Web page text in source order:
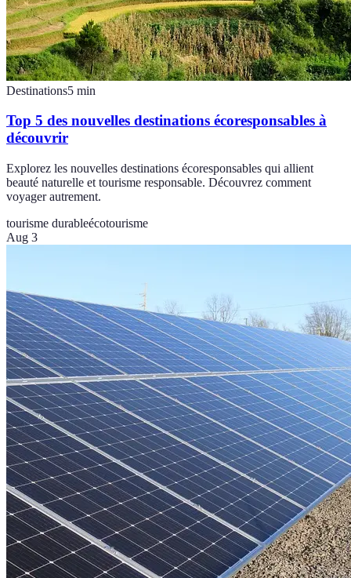
Destinations5 min
Top 5 des nouvelles destinations écoresponsables à
découvrir
Explorez les nouvelles destinations écoresponsables qui allient
beauté naturelle et tourisme responsable. Découvrez comment
voyager autrement.
tourisme durableécotourisme
Aug 3